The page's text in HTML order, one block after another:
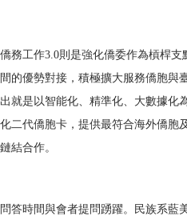
僑務工作3.0則是強化僑委作為槓桿
間的優勢對接，積極擴大服務僑胞與
出就是以智能化、精準化、大數據化
化二代僑胞卡，提供最符合海外僑胞
鏈結合作。
問答時間與會者提問踴躍。民族系藍